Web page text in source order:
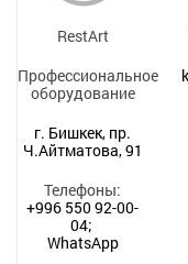
RestArt
Профессиональное
оборудование
г. Бишкек, пр.
Ч.Айтматова, 91
Телефоны:
+996 550 92-00-
04;
WhatsApp